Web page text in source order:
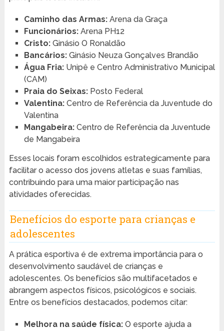
Caminho das Armas:Arena da Graça
Funcionários:Arena PH12
Cristo:Ginásio O Ronaldão
Bancários:Ginásio Neuza Gonçalves Brandão
Água Fria:Unipê e Centro Administrativo Municipal
(CAM)
Praia do Seixas:Posto Federal
Valentina:Centro de Referência da Juventude do
Valentina
Mangabeira:Centro de Referência da Juventude
de Mangabeira
Esses locais foram escolhidos estrategicamente para
facilitar o acesso dos jovens atletas e suas famílias,
contribuindo para uma maior participação nas
atividades oferecidas.
Benefícios do esporte para crianças e
adolescentes
A prática esportiva é de extrema importância para o
desenvolvimento saudável de crianças e
adolescentes. Os benefícios são multifacetados e
abrangem aspectos físicos, psicológicos e sociais.
Entre os benefícios destacados, podemos citar:
Melhora na saúde física:O esporte ajuda a